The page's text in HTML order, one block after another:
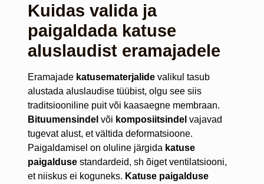
Kuidas valida ja
paigaldada katuse
aluslaudist eramajadele
Eramajade katusematerjalidevalikul tasub
alustada aluslaudise tüübist, olgu see siis
traditsiooniline puit või kaasaegne membraan.
Bituumensindel või komposiitsindel vajavad
tugevat alust, et vältida deformatsioone.
Paigaldamisel on oluline järgida katuse
paigaldusestandardeid, sh õiget ventilatsiooni,
et niiskus ei koguneks. Katuse paigalduse